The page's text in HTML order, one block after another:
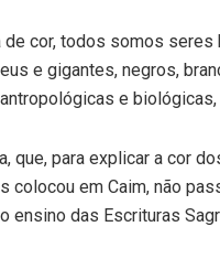
de cor, todos somos
e gigantes, negros,
e
que, para explicar a cor
colocou em Caim, não
ensino das Escrituras